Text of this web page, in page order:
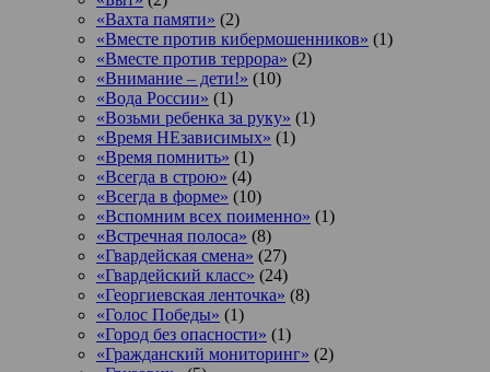
«Вахта памяти» (2)
«Вместе против кибермошенников» (1)
«Вместе против террора» (2)
«Внимание – дети!» (10)
«Вода России» (1)
«Возьми ребенка за руку» (1)
«Время НЕзависимых» (1)
«Время помнить» (1)
«Всегда в строю» (4)
«Всегда в форме» (10)
«Вспомним всех поименно» (1)
«Встречная полоса» (8)
«Гвардейская смена» (27)
«Гвардейский класс» (24)
«Георгиевская ленточка» (8)
«Голос Победы» (1)
«Город без опасности» (1)
«Гражданский мониторинг» (2)